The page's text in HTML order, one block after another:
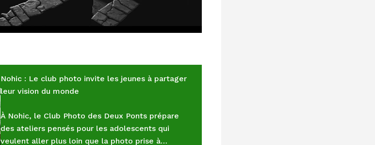
Nohic : Le club photo invite les jeunes à partager
leur vision du monde
À Nohic, le Club Photo des Deux Ponts prépare
des ateliers pensés pour les adolescents qui
veulent aller plus loin que la photo prise à…